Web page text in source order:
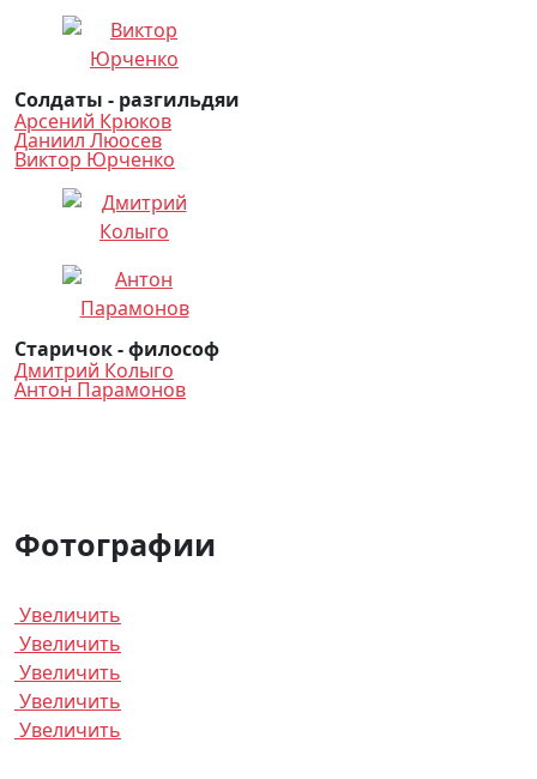
Солдаты - разгильдяи
Арсений Крюков
Даниил Люосев
Виктор Юрченко
Старичок - философ
Дмитрий Колыго
Антон Парамонов
Фотографии
Увеличить
Увеличить
Увеличить
Увеличить
Увеличить